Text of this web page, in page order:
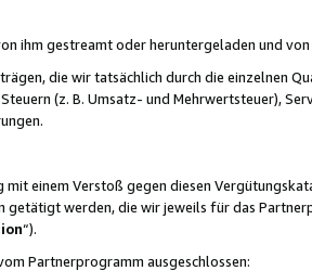
ihm gestreamt oder heruntergeladen und
die wir tatsächlich durch die einzelnen
(z. B. Umsatz- und Mehrwertsteuer),
einem Verstoß gegen diesen
getätigt werden, die wir jeweils für das
“).
Partnerprogramm ausgeschlossen: